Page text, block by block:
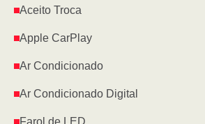
Aceito Troca
Apple CarPlay
Ar Condicionado
Ar Condicionado Digital